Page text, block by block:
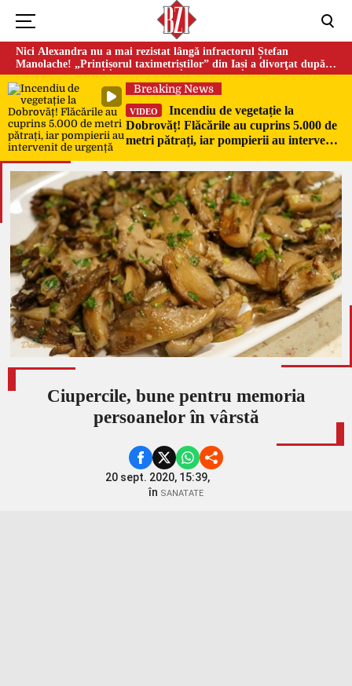
Nici Alexandra nu a mai rezistat lângă infractorul Ștefan
Manolache! „Prințișorul taximetriștilor” din Iași a divorţat după
doi ani de căsnicie
Breaking News
VIDEO
Incendiu de vegetație la
Dobrovăț! Flăcările au cuprins 5.000 de
metri pătrați, iar pompierii au intervenit
Ciupercile, bune pentru memoria
persoanelor în vârstă
20 sept. 2020, 15:39,
în SANATATE